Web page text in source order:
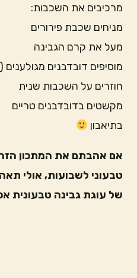
מרכיבים את השכבות:
מניחים שכבת פירורים
מעל את קרם הגבינה
מוסיפים דובדבנים
חוזרים על השכבות שנית
מקשטים בדובדבנים טריים
בתיאבון
אם אהבתם את המתכון הזה
טבעוני לשבועות, אולי
של עוגת גבינה טבעונית